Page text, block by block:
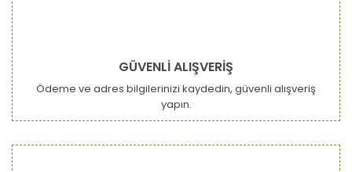
GÜVENLİ ALIŞVERİŞ
Ödeme ve adres bilgilerinizi kaydedin, güvenli alışveriş
yapın.